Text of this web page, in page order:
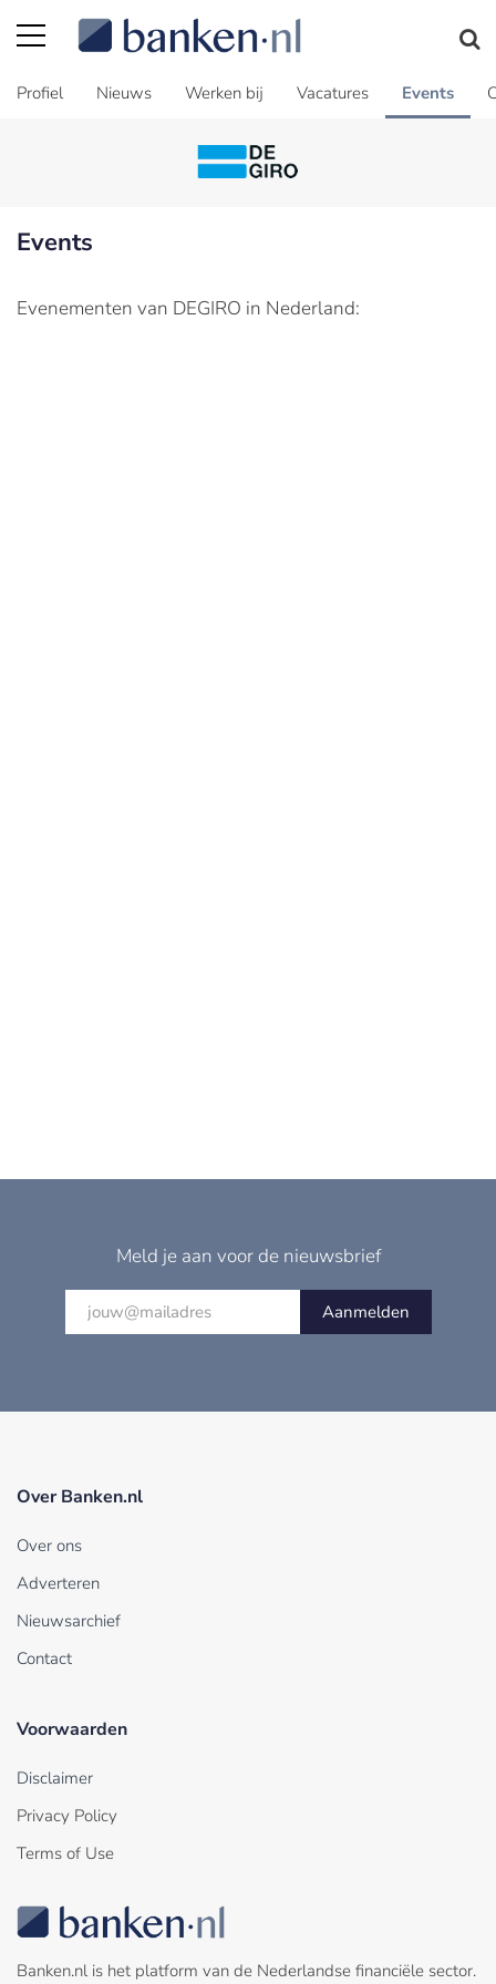
Profiel Nieuws Werken bij Vacatures Events
Events
Evenementen van DEGIRO in Nederland:
Meld je aan voor de nieuwsbrief
Aanmelden
Over Banken.nl
Over ons
Adverteren
Nieuwsarchief
Contact
Voorwaarden
Disclaimer
Privacy Policy
Terms of Use
Banken.nl is het platform van de Nederlandse financiële sector.